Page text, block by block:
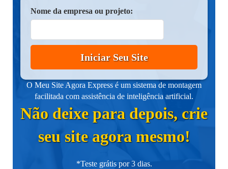
Nome da empresa ou projeto:
Iniciar Seu Site
O Meu Site Agora Express é um sistema de montagem
facilitada com assistência de inteligência artificial.
Não deixe para depois, crie
seu site agora mesmo!
*Teste grátis por 3 dias.